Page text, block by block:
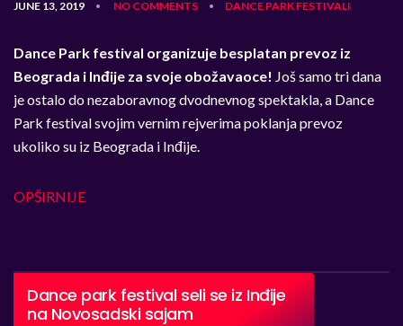
JUNE 13, 2019 • NO COMMENTS • DANCE PARK FESTIVALI
Dance Park festival organizuje besplatan prevoz iz
Beograda i Inđije za svoje obožavaoce! Još samo tri dana
je ostalo do nezaboravnog dvodnevnog spektakla, a Dance
Park festival svojim vernim rejverima poklanja prevoz
ukoliko su iz Beograda i Inđije.
OPŠIRNIJE
Dance park festival seli se iz Inđije
na Novosadski sajam